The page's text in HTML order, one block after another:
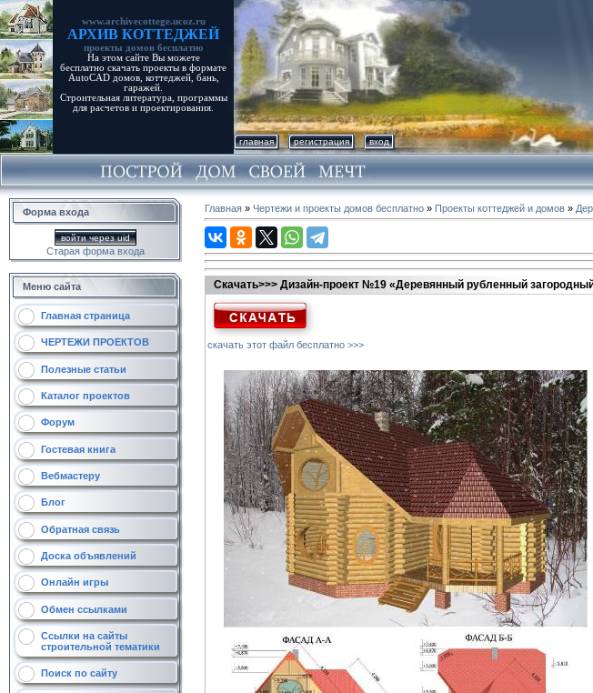
www.archivecottege.ucoz.ru
АРХИВ КОТТЕДЖЕЙ
проекты домов бесплатно
На этом сайте Вы можете
бесплатно скачать проекты в формате
AutoCAD домов, коттеджей, бань,
гаражей.
Строительная литература, программы
для расчетов и проектирования.
главная регистрация вход
Форма входа
войти через uid
Старая форма входа
Меню сайта
Главная страница
ЧЕРТЕЖИ ПРОЕКТОВ
Полезные статьи
Каталог проектов
Форум
Гостевая книга
Вебмастеру
Блог
Обратная связь
Доска объявлений
Онлайн игры
Обмен ссылками
Ссылки на сайты
строительной тематики
Поиск по сайту
Главная » Чертежи и проекты домов бесплатно » Проекты коттеджей и домов »
Скачать>>> Дизайн-проект №19 «Деревянный рубленный
скачать этот файл бесплатно >>>